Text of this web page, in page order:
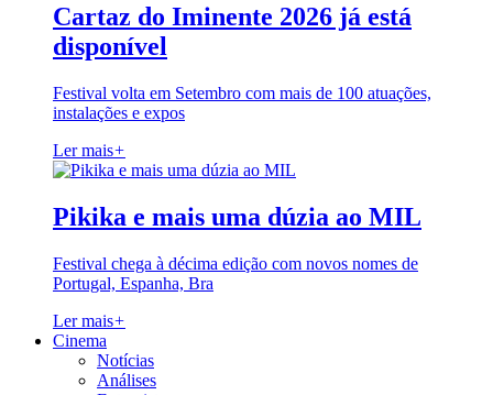
Cartaz do Iminente 2026 já está
disponível
Festival volta em Setembro com mais de 100 atuações,
instalações e expos
Ler mais+
Pikika e mais uma dúzia ao MIL
Festival chega à décima edição com novos nomes de
Portugal, Espanha, Bra
Ler mais+
Cinema
Notícias
Análises